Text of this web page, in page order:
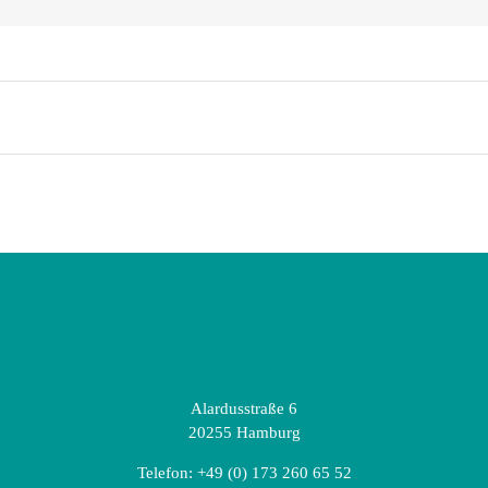
Alardusstraße 6
20255 Hamburg
Telefon: +49 (0) 173 260 65 52